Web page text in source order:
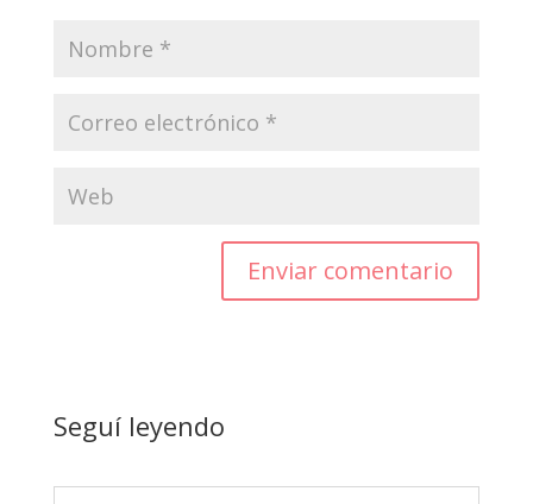
Enviar comentario
Seguí leyendo